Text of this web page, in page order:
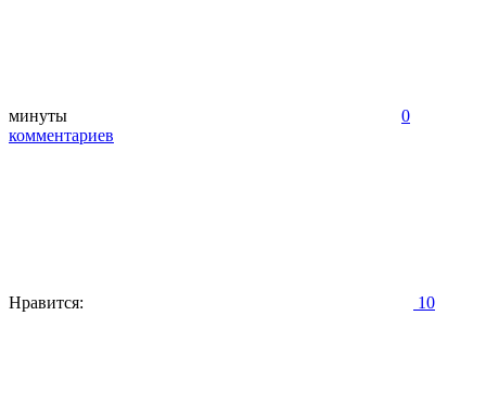
минуты
0
комментариев
Нравится: 10